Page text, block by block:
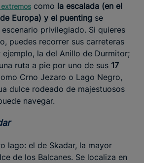
como la escalada (en el
Europa) y el puenting se
privilegiado. Si quieres
puedes recorrer sus carreteras
ejemplo, la del Anillo de Durmitor;
ruta a pie por uno de sus 17
Crno Jezaro o Lago Negro,
dulce rodeado de majestuosos
navegar.
lago: el de Skadar, la mayor
de los Balcanes. Se localiza en